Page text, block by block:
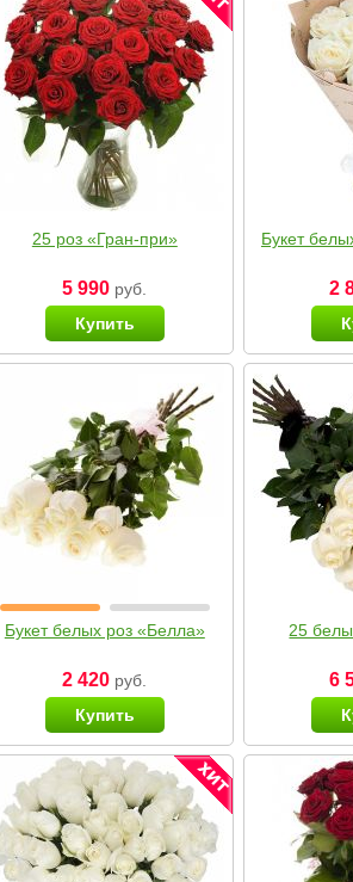
25 роз «Гран-при»
5 990 руб.
Купить
Букет
2
Букет белых роз «Белла»
2 420 руб.
Купить
25
6